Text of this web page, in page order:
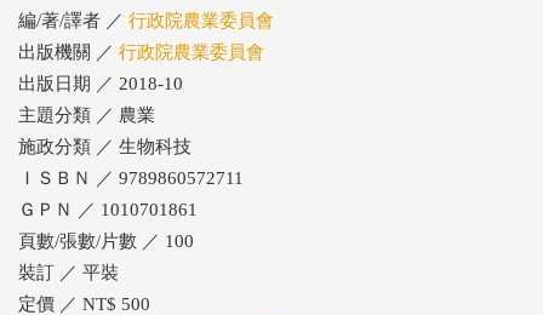
編/著/譯者 ／ 行政院農業委員會
出版機關 ／ 行政院農業委員會
出版日期 ／ 2018-10
主題分類 ／ 農業
施政分類 ／ 生物科技
ＩＳＢＮ ／ 9789860572711
ＧＰＮ ／ 1010701861
頁數/張數/片數 ／ 100
裝訂 ／ 平裝
定價 ／ NT$ 500